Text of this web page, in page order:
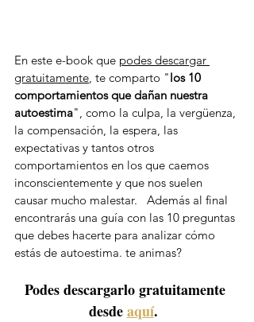
En este e-book que podes descargar
gratuitamente, te comparto "los 10
comportamientos que dañan nuestra
autoestima", como la culpa, la vergüenza,
la compensación, la espera, las
expectativas y tantos otros
comportamientos en los que caemos
inconscientemente y que nos suelen
causar mucho malestar.   Además al final
encontrarás una guía con las 10 preguntas
que debes hacerte para analizar cómo
estás de autoestima. te animas?
Podes descargarlo gratuitamente
desde aquí.